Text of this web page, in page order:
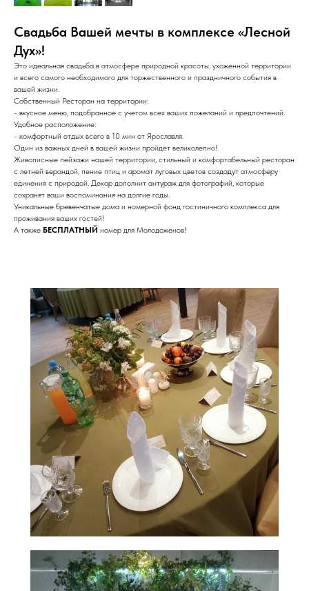
Свадьба Вашей мечты в комплексе «Лесной
Дух»!
Это идеальная свадьба в атмосфере природной красоты, ухоженной территории
и всего самого необходимого для торжественного и праздничного события в
вашей жизни.
Собственный Ресторан на территории:
- вкусное меню, подобранное с учетом всех ваших пожеланий и предпочтений.
Удобное расположение:
- комфортный отдых всего в 10 мин от Ярославля.
Один из важных дней в вашей жизни пройдёт великолепно!
Живописные пейзажи нашей территории, стильный и комфортабельный ресторан
с летней верандой, пение птиц и аромат луговых цветов создадут атмосферу
единения с природой. Декор дополнит антураж для фотографий, которые
сохранят ваши воспоминания на долгие годы.
Уникальные бревенчатые дома и номерной фонд гостиничного комплекса для
проживания ваших гостей!
А также БЕСПЛАТНЫЙ номер для Молодоженов!